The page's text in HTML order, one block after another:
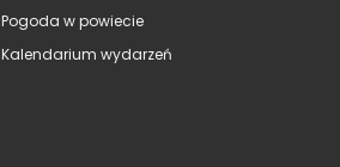
Pogoda w powiecie
Kalendarium wydarzeń